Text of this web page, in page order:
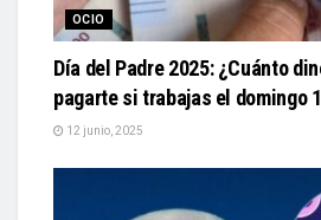
OCIO
Día del Padre 2025: ¿Cuánto
pagarte si trabajas el domingo
12 junio, 2025